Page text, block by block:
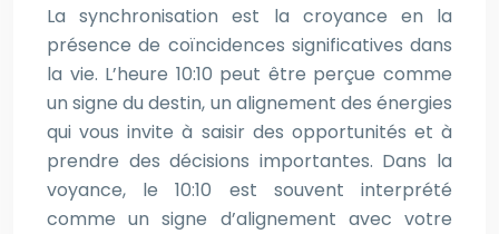
La synchronisation est la croyance en la
présence de coïncidences significatives dans
la vie. L’heure 10:10 peut être perçue comme
un signe du destin, un alignement des énergies
qui vous invite à saisir des opportunités et à
prendre des décisions importantes. Dans la
voyance, le 10:10 est souvent interprété
comme un signe d’alignement avec votre